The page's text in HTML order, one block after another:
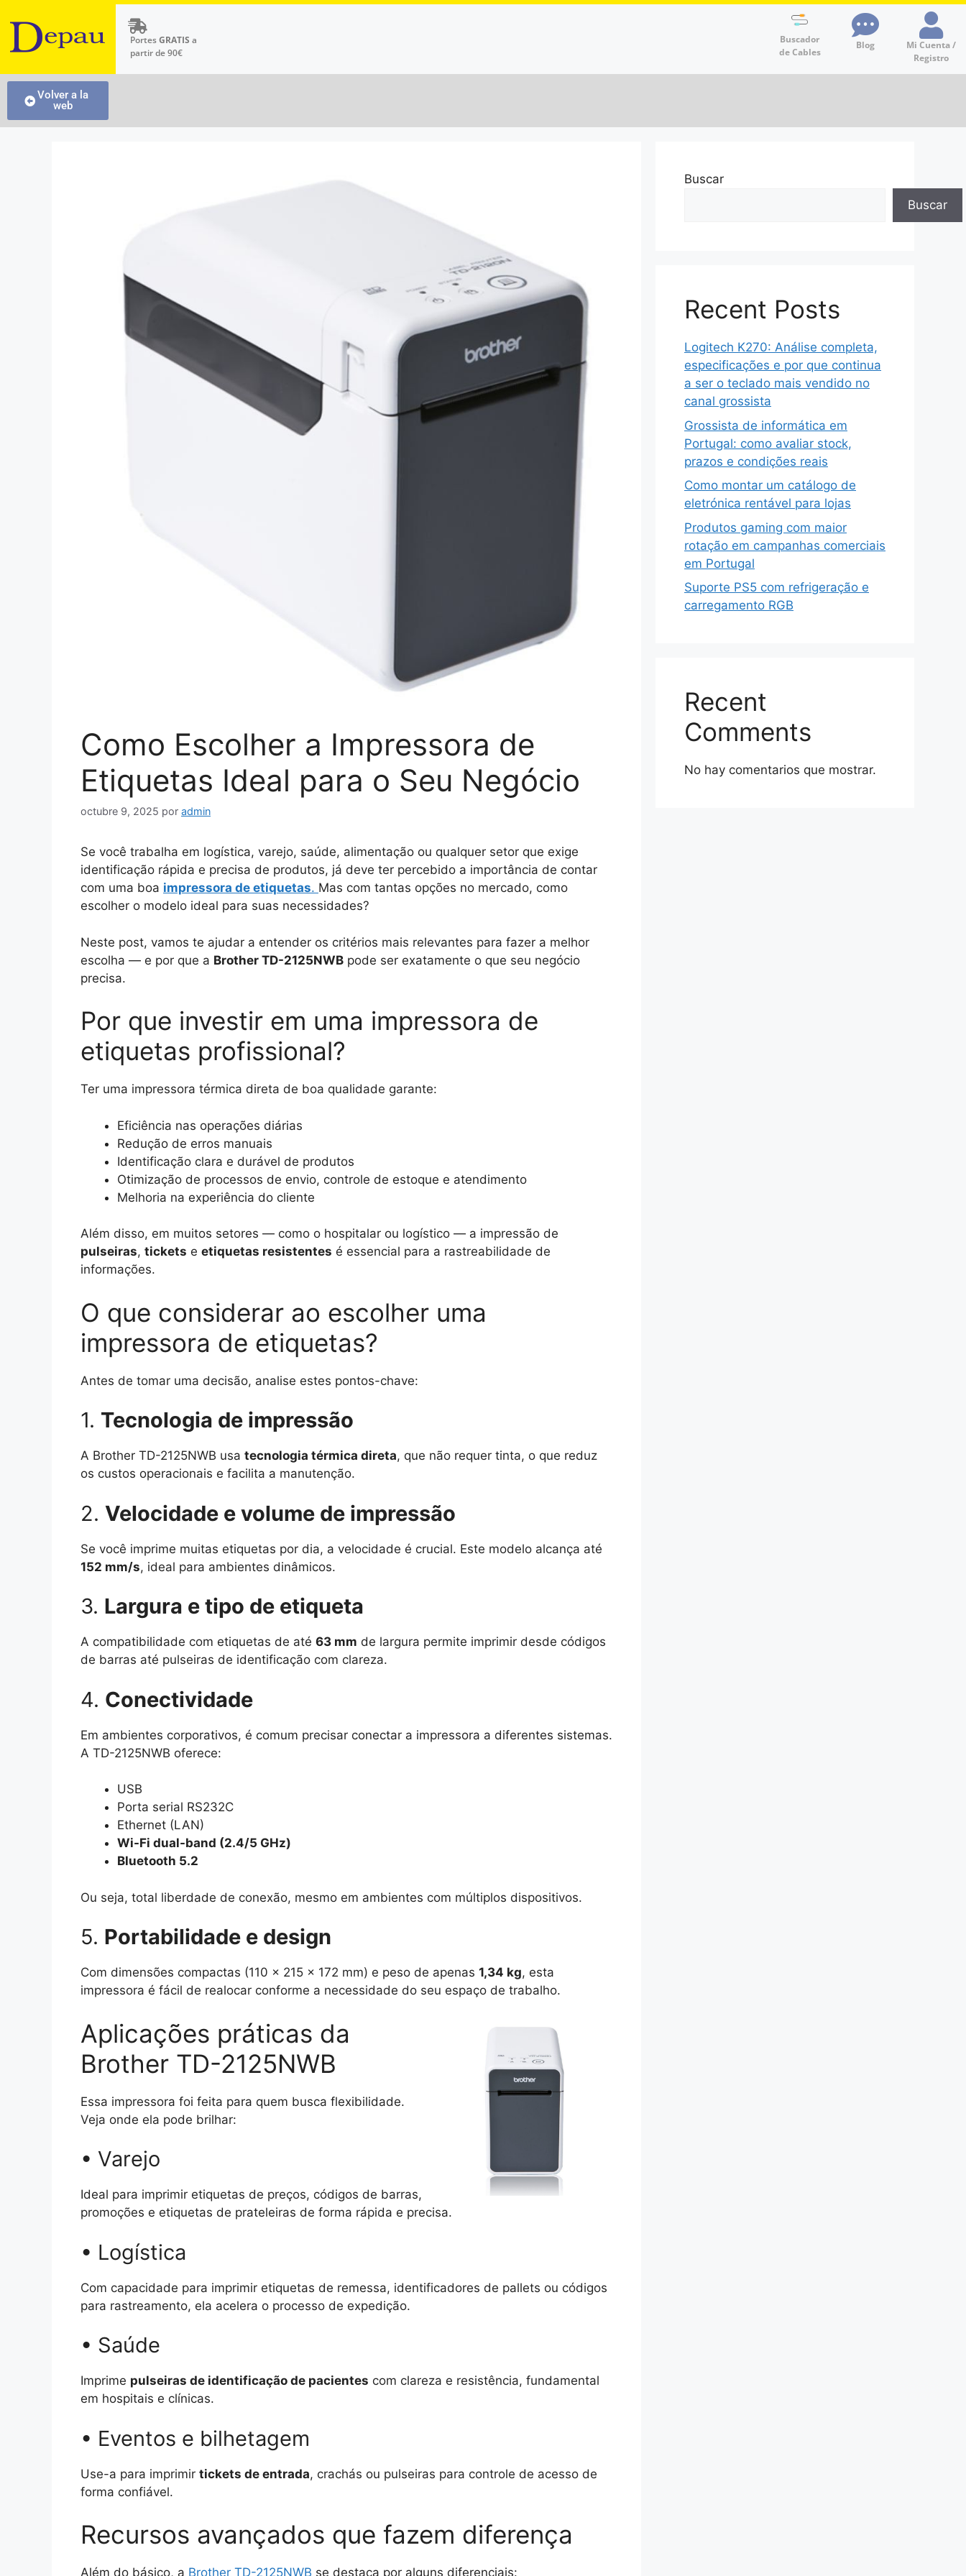
PortesGRATIS a
partir de 90€
Buscador
de Cables
Blog
Mi Cuenta /
Registro
Volver a la
web
Como Escolher a Impressora de
Etiquetas Ideal para o Seu Negócio
octubre 9, 2025 por admin
Se você trabalha em logística, varejo, saúde, alimentação ou qualquer setor que exige
identificação rápida e precisa de produtos, já deve ter percebido a importância de contar
com uma boa impressora de etiquetas. Mas com tantas opções no mercado, como
escolher o modelo ideal para suas necessidades?
Neste post, vamos te ajudar a entender os critérios mais relevantes para fazer a melhor
escolha — e por que a Brother TD-2125NWB pode ser exatamente o que seu negócio
precisa.
Por que investir em uma impressora de
etiquetas profissional?
Ter uma impressora térmica direta de boa qualidade garante:
Eficiência nas operações diárias
Redução de erros manuais
Identificação clara e durável de produtos
Otimização de processos de envio, controle de estoque e atendimento
Melhoria na experiência do cliente
Além disso, em muitos setores — como o hospitalar ou logístico — a impressão de
pulseiras, tickets e etiquetas resistentes é essencial para a rastreabilidade de
informações.
O que considerar ao escolher uma
impressora de etiquetas?
Antes de tomar uma decisão, analise estes pontos-chave:
1. Tecnologia de impressão
A Brother TD-2125NWB usa tecnologia térmica direta, que não requer tinta, o que reduz
os custos operacionais e facilita a manutenção.
2. Velocidade e volume de impressão
Se você imprime muitas etiquetas por dia, a velocidade é crucial. Este modelo alcança até
152 mm/s, ideal para ambientes dinâmicos.
3. Largura e tipo de etiqueta
A compatibilidade com etiquetas de até 63 mm de largura permite imprimir desde códigos
de barras até pulseiras de identificação com clareza.
4. Conectividade
Em ambientes corporativos, é comum precisar conectar a impressora a diferentes sistemas.
A TD-2125NWB oferece:
USB
Porta serial RS232C
Ethernet (LAN)
Wi-Fi dual-band (2.4/5 GHz)
Bluetooth 5.2
Ou seja, total liberdade de conexão, mesmo em ambientes com múltiplos dispositivos.
5. Portabilidade e design
Com dimensões compactas (110 x 215 x 172 mm) e peso de apenas 1,34 kg, esta
impressora é fácil de realocar conforme a necessidade do seu espaço de trabalho.
Aplicações práticas da
Brother TD-2125NWB
Essa impressora foi feita para quem busca flexibilidade.
Veja onde ela pode brilhar:
• Varejo
Ideal para imprimir etiquetas de preços, códigos de barras,
promoções e etiquetas de prateleiras de forma rápida e precisa.
• Logística
Com capacidade para imprimir etiquetas de remessa, identificadores de pallets ou códigos
para rastreamento, ela acelera o processo de expedição.
• Saúde
Imprime pulseiras de identificação de pacientes com clareza e resistência, fundamental
em hospitais e clínicas.
• Eventos e bilhetagem
Use-a para imprimir tickets de entrada, crachás ou pulseiras para controle de acesso de
forma confiável.
Recursos avançados que fazem diferença
Além do básico, a Brother TD-2125NWB se destaca por alguns diferenciais:
Buscar
Buscar
Recent Posts
Logitech K270: Análise completa,
especificações e por que continua
a ser o teclado mais vendido no
canal grossista
Grossista de informática em
Portugal: como avaliar stock,
prazos e condições reais
Como montar um catálogo de
eletrónica rentável para lojas
Produtos gaming com maior
rotação em campanhas comerciais
em Portugal
Suporte PS5 com refrigeração e
carregamento RGB
Recent
Comments
No hay comentarios que mostrar.